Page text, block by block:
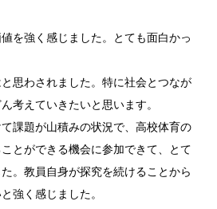
を強く感じました。とても面白かっ
思わされました。特に社会とつなが
考えていきたいと思います。
課題が山積みの状況で、高校体育の
とができる機会に参加できて、とて
。教員自身が探究を続けることから
強く感じました。